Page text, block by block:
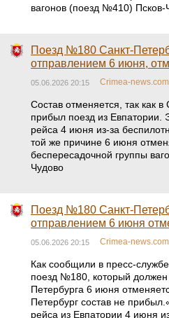
вагонов (поезд №410) Псков-
Поезд №180 Санкт-
отправлением 6 июня,
05.06.2026 20:15 Crimea-news.com
Состав отменяется, так как в
прибыл поезд из Евпатории.
рейса 4 июня из-за
той же причине 6 июня
беспересадочной группы
Чудово
Поезд №180 Санкт-
отправлением 6 июня
05.06.2026 20:15 Crimea-news.com
Как сообщили в пресс-
поезд №180, который должен
Петербурга 6 июня
Петербург состав не
рейса из Евпатории 4 июня